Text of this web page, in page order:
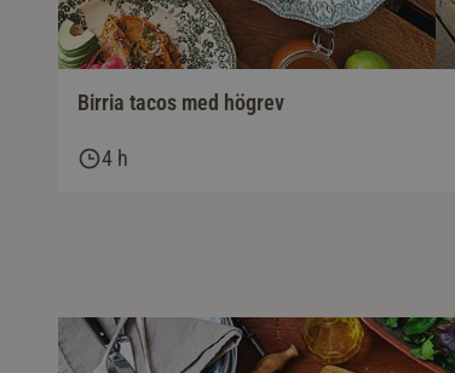
Birria tacos med högrev
4 h